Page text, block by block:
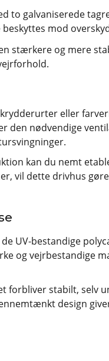
to galvaniserede
mod
stærkere og mere
eller
den nødvendige
kan du nemt
vil dette drivhus
UV-bestandige
og vejrbestandige
forbliver stabilt, selv
design